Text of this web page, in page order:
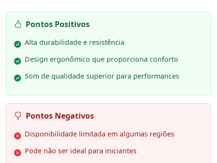
Pontos Positivos
Alta durabilidade e resistência
Design ergonômico que proporciona conforto
Som de qualidade superior para performances
Pontos Negativos
Disponibilidade limitada em algumas regiões
Pode não ser ideal para iniciantes